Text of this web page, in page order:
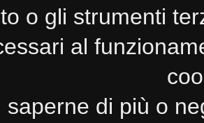
o gli strumenti
al
saperne di più o